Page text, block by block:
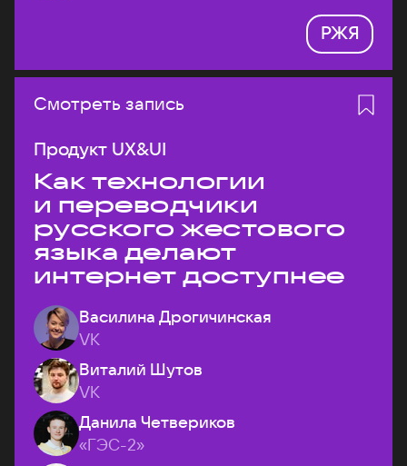
РЖЯ
Смотреть запись
Продукт UX&UI
Как технологии
и переводчики
русского жестового
языка делают
интернет доступнее
Василина Дрогичинская
VK
Виталий Шутов
VK
Данила Четвериков
«ГЭС-2»